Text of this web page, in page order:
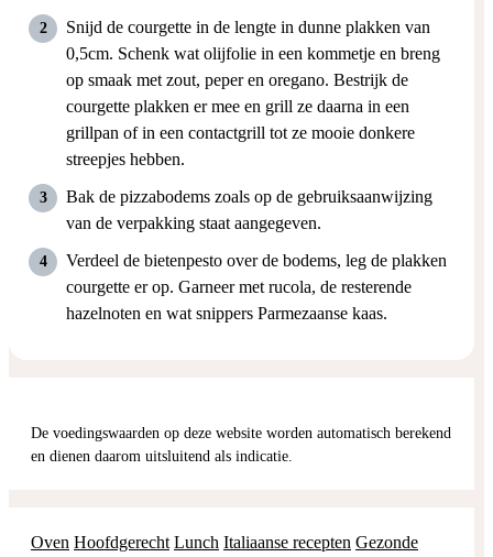
Snijd de courgette in de lengte in dunne plakken van
0,5cm. Schenk wat olijfolie in een kommetje en breng
op smaak met zout, peper en oregano. Bestrijk de
courgette plakken er mee en grill ze daarna in een
grillpan of in een contactgrill tot ze mooie donkere
streepjes hebben.
Bak de pizzabodems zoals op de gebruiksaanwijzing
van de verpakking staat aangegeven.
Verdeel de bietenpesto over de bodems, leg de plakken
courgette er op. Garneer met rucola, de resterende
hazelnoten en wat snippers Parmezaanse kaas.
De voedingswaarden op deze website worden automatisch berekend
en dienen daarom uitsluitend als indicatie.
Oven Hoofdgerecht Lunch Italiaanse recepten Gezonde